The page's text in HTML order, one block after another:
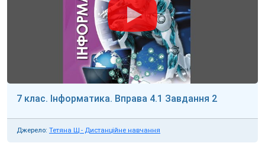
7 клас. Інформатика. Вправа 4.1 Завдання 2
Джерело: Тетяна Щ - Дистанційне навчання